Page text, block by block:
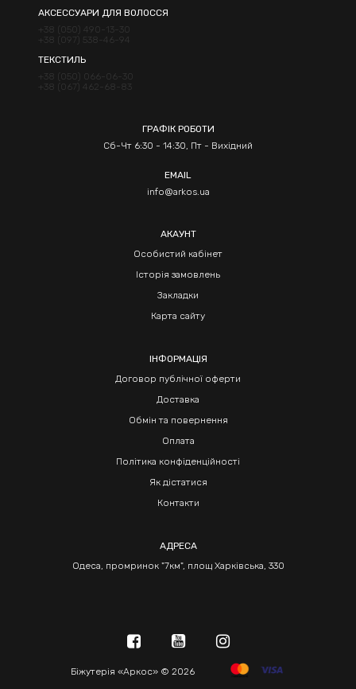
АКСЕССУАРИ ДЛЯ ВОЛОССЯ
+38 (050) 490-13-30
+38 (097) 538-46-94
ТЕКСТИЛЬ
+38 (050) 066-06-30
+38 (067) 462-68-83
ГРАФІК РОБОТИ
Сб-Чт 6:30 - 14:30, Пт - Вихідний
EMAIL
info@arkos.ua
АКАУНТ
Особистий кабінет
Історія замовлень
Закладки
Карта сайту
ІНФОРМАЦІЯ
Договор публічної оферти
Доставка
Обмін та повернення
Оплата
Політика конфіденційності
Як дістатися
Контакти
АДРЕСА
Одеса, промринок "7км", площ Харківська, 330
Біжутерія «Аркос» © 2026